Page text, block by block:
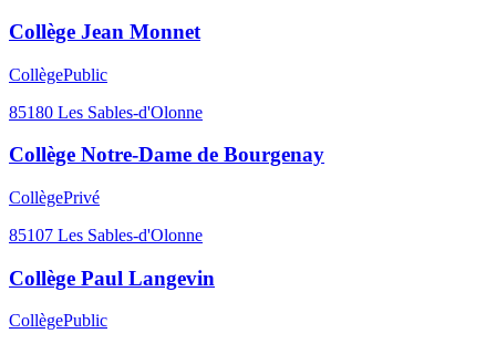
Collège Jean Monnet
CollègePublic
85180 Les Sables-d'Olonne
Collège Notre-Dame de Bourgenay
CollègePrivé
85107 Les Sables-d'Olonne
Collège Paul Langevin
CollègePublic